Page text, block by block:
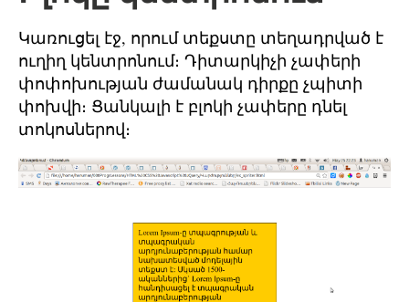
Կառուցել էջ, որում տեքստը տեղադրված է
ուղիղ կենտրոնում։ Դիտարկիչի չափերի
փոփոխության ժամանակ դիրքը չպիտի
փոխվի։ Ցանկալի է բլոկի չափերը դնել
տոկոսներով։